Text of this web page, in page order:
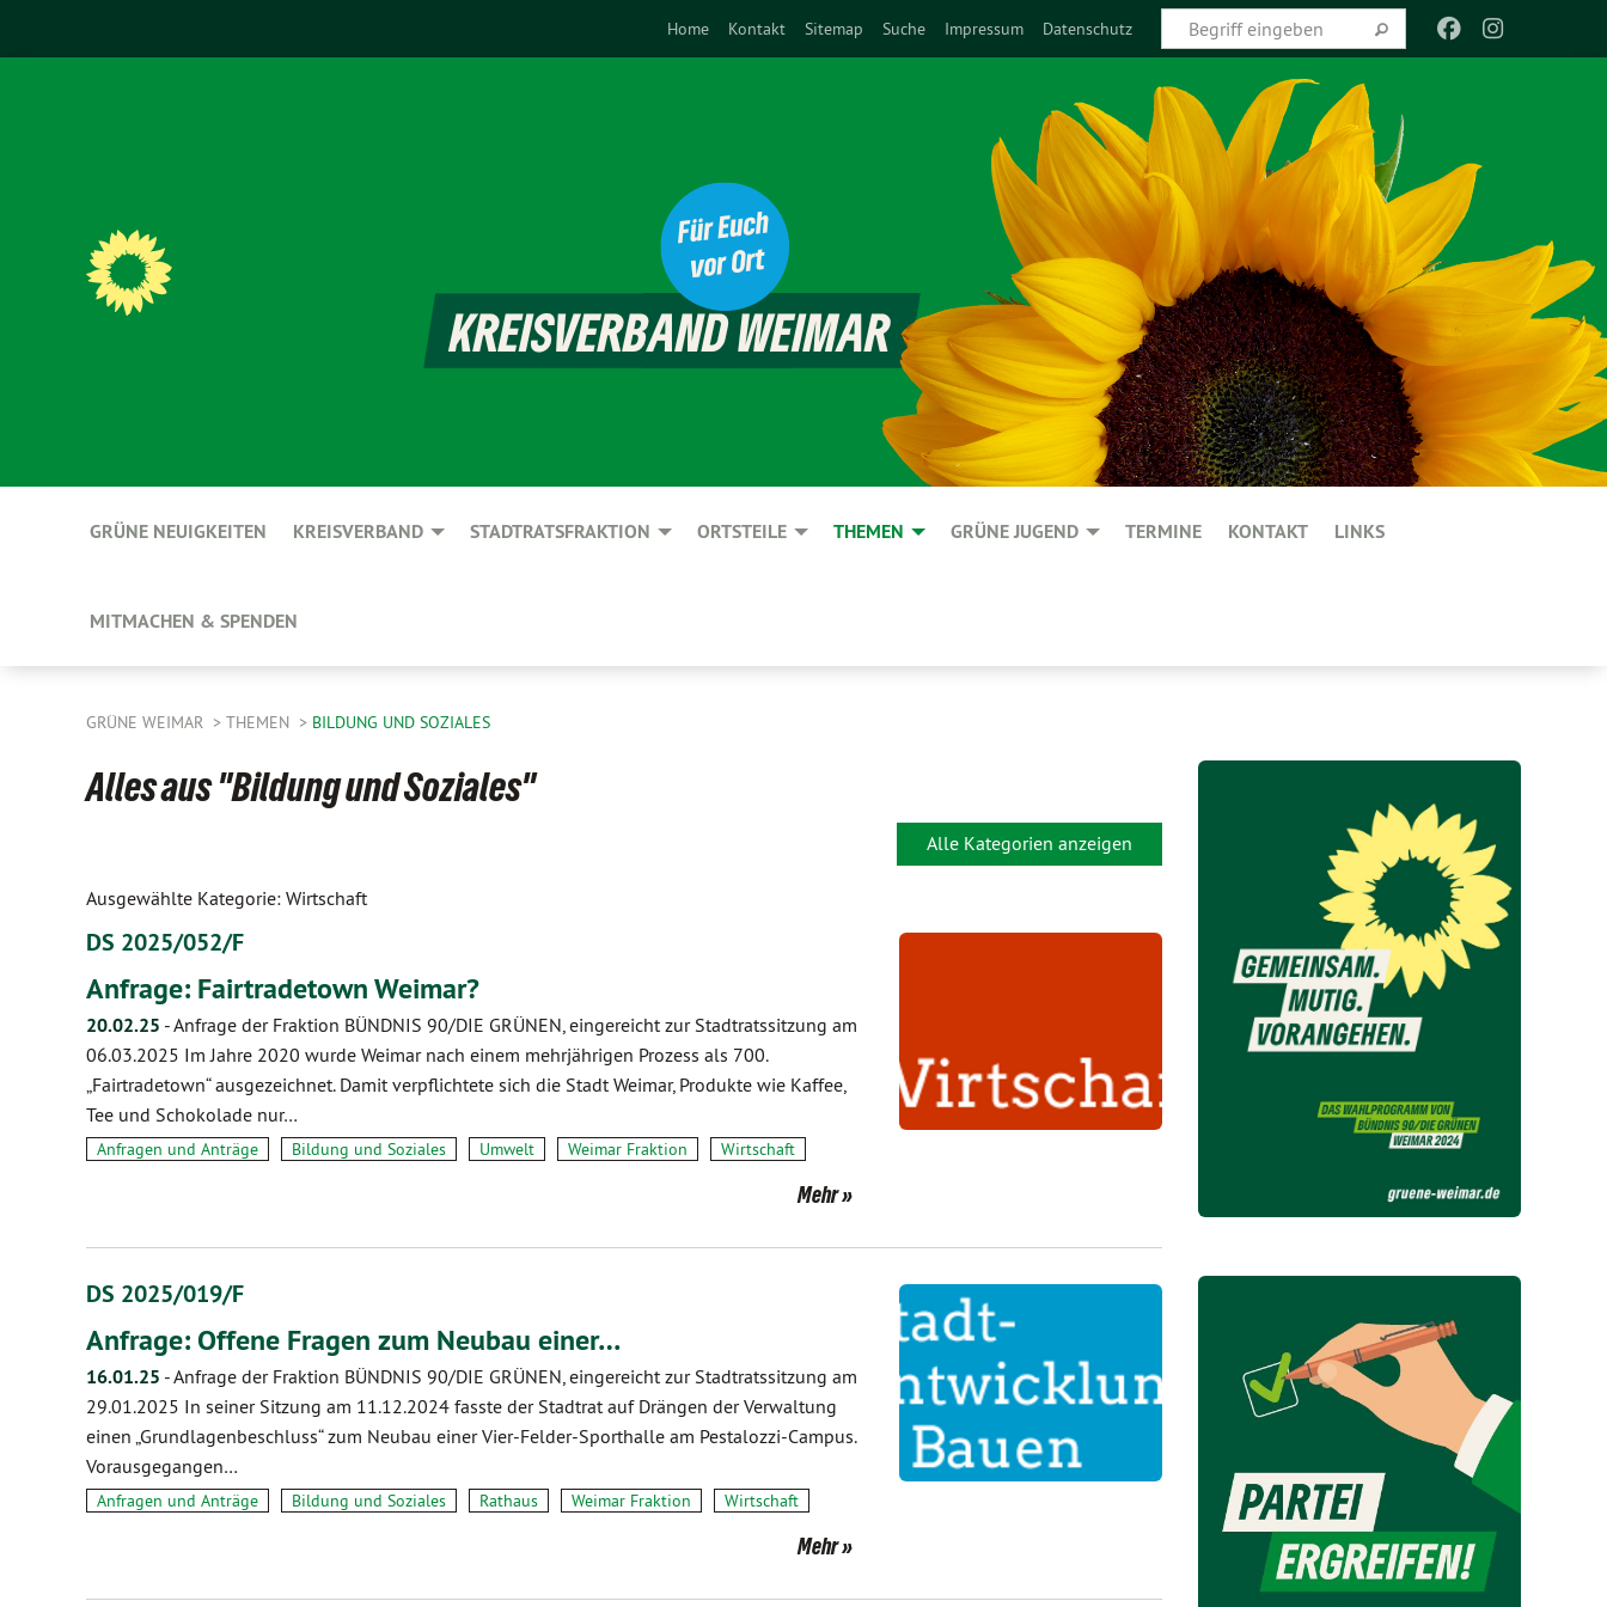
Home Kontakt Sitemap Suche Impressum Datenschutz
GRÜNE NEUIGKEITEN KREISVERBAND STADTRATSFRAKTION ORTSTEILE THEMEN GRÜNE JUGEND TERMINE KONTAKT LINKS
MITMACHEN & SPENDEN
GRÜNE WEIMAR THEMEN BILDUNG UND SOZIALES
Alles aus "Bildung und Soziales"
Alle Kategorien anzeigen
Ausgewählte Kategorie: Wirtschaft
DS 2025/052/F
Anfrage: Fairtradetown Weimar?
20.02.25 -Anfrage der Fraktion BÜNDNIS 90/DIE GRÜNEN, eingereicht zur Stadtratssitzung am
06.03.2025 Im Jahre 2020 wurde Weimar nach einem mehrjährigen Prozess als 700.
„Fairtradetown“ ausgezeichnet. Damit verpflichtete sich die Stadt Weimar, Produkte wie Kaffee,
Tee und Schokolade nur…
Anfragen und Anträge Bildung und Soziales Umwelt Weimar Fraktion Wirtschaft
Mehr
DS 2025/019/F
Anfrage: Offene Fragen zum Neubau einer…
16.01.25 -Anfrage der Fraktion BÜNDNIS 90/DIE GRÜNEN, eingereicht zur Stadtratssitzung am
29.01.2025 In seiner Sitzung am 11.12.2024 fasste der Stadtrat auf Drängen der Verwaltung
einen „Grundlagenbeschluss“ zum Neubau einer Vier-Felder-Sporthalle am Pestalozzi-Campus.
Vorausgegangen…
Anfragen und Anträge Bildung und Soziales Rathaus Weimar Fraktion Wirtschaft
Mehr